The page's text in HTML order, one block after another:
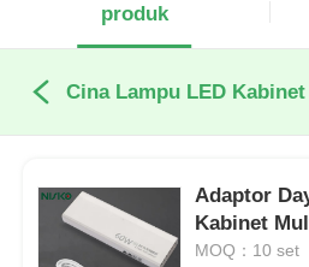
produk
Cina Lampu LED Kabinet
Adaptor
Kabinet
MOQ：10 set